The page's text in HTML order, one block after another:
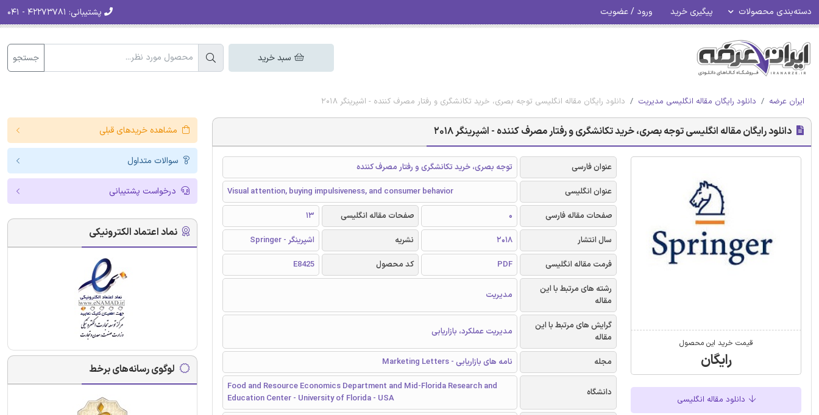
دسته‌بندی محصولات پیگیری خرید ورود / عضویت پشتیبانی:
سبد خرید جستجو
ایران عرضه دانلود رایگان مقاله انگلیسی مدیریت دانلود رایگان مقاله انگلیسی توجه بصری، خرید تکانشگری و رفتار مصرف کننده - اشپرینگر 2018
دانلود رایگان مقاله انگلیسی توجه بصری، خرید تکانشگری و رفتار مصرف کننده - اشپرینگر 2018
قیمت خرید این محصول
رایگان
دانلود مقاله انگلیسی
عنوان فارسی
توجه بصری، خرید تکانشگری و رفتار مصرف کننده
عنوان انگلیسی
Visual attention, buying impulsiveness, and consumer behavior
صفحات مقاله فارسی
0 صفحات مقاله انگلیسی
13
سال انتشار
2018 نشریه
اشپرینگر - Springer
فرمت مقاله انگلیسی
PDF کد محصول
E8425
رشته های مرتبط با این
مقاله
مدیریت
گرایش های مرتبط با این
مقاله
مدیریت عملکرد، بازاریابی
مجله نامه های بازاریابی - Marketing Letters
دانشگاه
Food and Resource Economics Department and Mid-Florida Research and
Education Center - University of Florida - USA
مشاهده خریدهای قبلی
سوالات متداول
درخواست پشتیبانی
نماد اعتماد الکترونیکی
لوگوی رسانه‌های برخط